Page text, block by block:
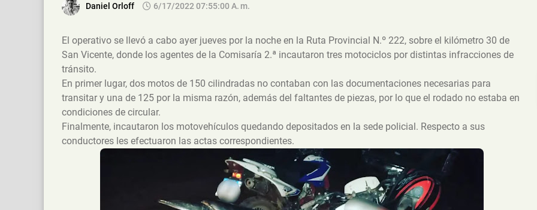
Daniel Orloff 6/17/2022 07:55:00 A. M.
El operativo se llevó a cabo ayer jueves por la noche en la Ruta Provincial N.º 222, sobre el kilómetro 30 de
San Vicente, donde los agentes de la Comisaría 2.ª incautaron tres motociclos por distintas infracciones de
tránsito.
En primer lugar, dos motos de 150 cilindradas no contaban con las documentaciones necesarias para
transitar y una de 125 por la misma razón, además del faltantes de piezas, por lo que el rodado no estaba en
condiciones de circular.
Finalmente, incautaron los motovehículos quedando depositados en la sede policial. Respecto a sus
conductores les efectuaron las actas correspondientes.